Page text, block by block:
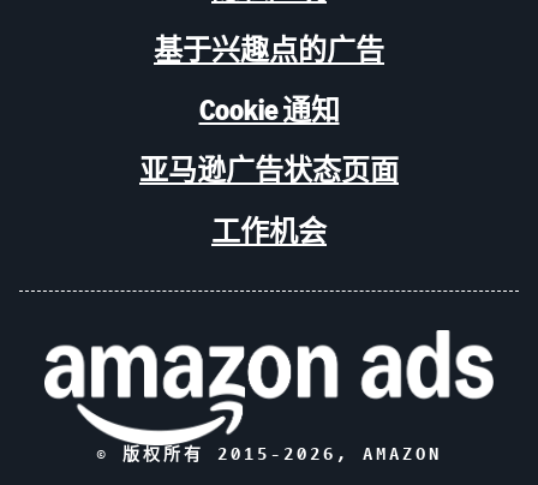
基于兴趣点的广告
Cookie 通知
亚马逊广告状态页面
工作机会
© 版权所有 2015- 2026 , AMAZON